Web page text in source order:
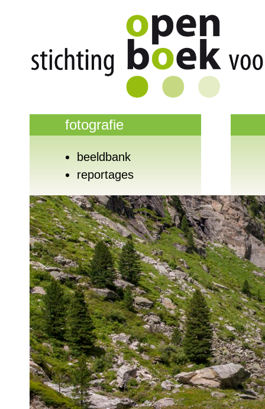
fotografie
beeldbank
reportages